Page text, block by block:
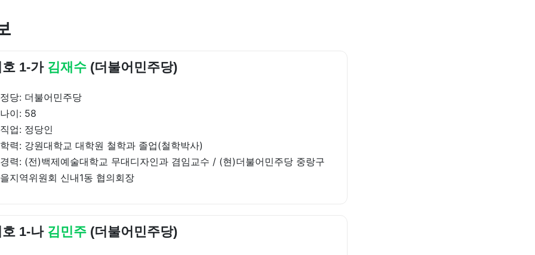
1-가 김재수 (더불어민주당)
정당: 더불어민주당
나이: 58
직업: 정당인
학력: 강원대학교 대학원 철학과 졸업(철학박사)
경력: (전)백제예술대학교 무대디자인과 겸임교수 / (현)더불어민주당 중랑구
을지역위원회 신내1동 협의회장
1-나 김민주 (더불어민주당)